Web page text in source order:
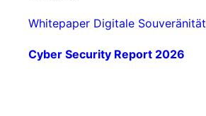
Whitepaper Digitale Souveränität
Cyber Security Report 2026